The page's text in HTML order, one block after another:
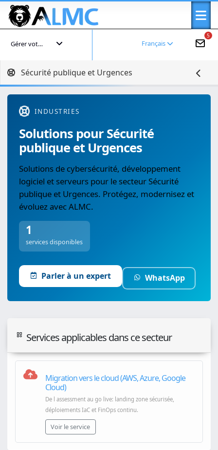
5
Français
Gérer votre compte
Sécurité publique et Urgences
INDUSTRIES
Solutions pour Sécurité
publique et Urgences
Solutions de cybersécurité, développement
logiciel et serveurs pour le secteur Sécurité
publique et Urgences. Protégez, modernisez et
évoluez avec ALMC.
1
services disponibles
Parler à un expert WhatsApp
Services applicables dans ce secteur
Migration vers le cloud (AWS, Azure, Google
Cloud)
De l assessment au go live: landing zone sécurisée,
déploiements IaC et FinOps continu.
Voir le service